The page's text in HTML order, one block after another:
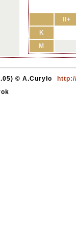
II+
K
M
© A.Curyło